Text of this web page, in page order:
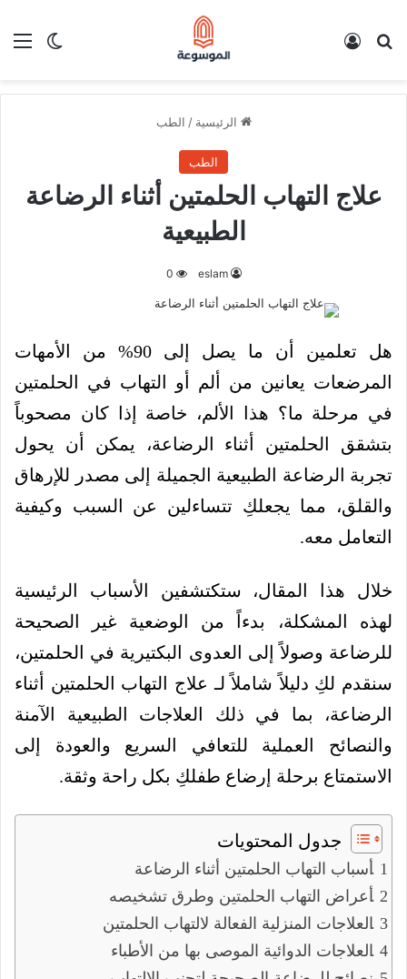
الوضع بحث عن
الرئيسية / الطب
الطب
علاج التهاب الحلمتين أثناء الرضاعة
الطبيعية
eslam
0
هل تعلمين أن ما يصل إلى 90% من الأمهات
المرضعات يعانين من ألم أو التهاب في الحلمتين
في مرحلة ما؟ هذا الألم، خاصة إذا كان مصحوباً
بتشقق الحلمتين أثناء الرضاعة، يمكن أن يحول
تجربة الرضاعة الطبيعية الجميلة إلى مصدر للإرهاق
والقلق، مما يجعلكِ تتساءلين عن السبب وكيفية
التعامل معه.
خلال هذا المقال، ستكتشفين الأسباب الرئيسية
لهذه المشكلة، بدءاً من الوضعية غير الصحيحة
للرضاعة وصولاً إلى العدوى البكتيرية في الحلمتين،
سنقدم لكِ دليلاً شاملاً لـ علاج التهاب الحلمتين أثناء
الرضاعة، بما في ذلك العلاجات الطبيعية الآمنة
والنصائح العملية للتعافي السريع والعودة إلى
الاستمتاع برحلة إرضاع طفلكِ بكل راحة وثقة.
جدول المحتويات
أسباب التهاب الحلمتين أثناء الرضاعة
أعراض التهاب الحلمتين وطرق تشخيصه
العلاجات المنزلية الفعالة لالتهاب الحلمتين
العلاجات الدوائية الموصى بها من الأطباء